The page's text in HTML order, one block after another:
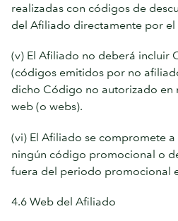
realizadas con códigos de
del Afiliado directamente por
(v) El Afiliado no deberá incluir
(códigos emitidos por no
dicho Código no autorizado en
web (o webs).
(vi) El Afiliado se compromete
ningún código promocional o
fuera del periodo promocional
4.6 Web del Afiliado